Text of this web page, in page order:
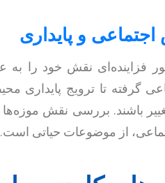
فزاینده‌ای نقش خود را به
گرفته تا ترویج پایداری
باشند. بررسی نقش
از موضوعات حیاتی است.